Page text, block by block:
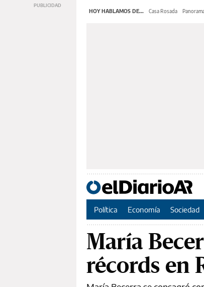
HOY HABLAMOS DE... Casa Rosada
Política Economía Sociedad
María
récords en